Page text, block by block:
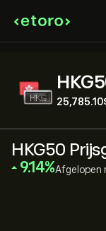
HKG50
‎9.14‎ Afgelopen